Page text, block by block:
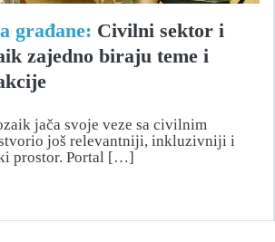
građane: Civilni sektor i
zajedno biraju teme i
jača svoje veze sa civilnim
još relevantniji, inkluzivniji i
prostor. Portal […]